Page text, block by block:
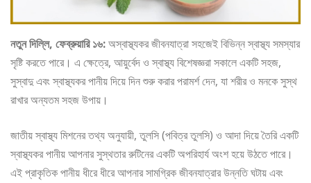
নতুন দিল্লি, ফেব্রুয়ারি ১৬:অস্বাস্থ্যকর জীবনযাত্রা সহজেই বিভিন্ন স্বাস্থ্য সমস্যার
সৃষ্টি করতে পারে। এ ক্ষেত্রে, আয়ুর্বেদ ও স্বাস্থ্য বিশেষজ্ঞরা সকালে একটি সহজ,
সুস্বাদু এবং স্বাস্থ্যকর পানীয় দিয়ে দিন শুরু করার পরামর্শ দেন, যা শরীর ও মনকে সুস্থ
রাখার অন্যতম সহজ উপায়।
জাতীয় স্বাস্থ্য মিশনের তথ্য অনুযায়ী, তুলসি (পবিত্র তুলসি) ও আদা দিয়ে তৈরি একটি
স্বাস্থ্যকর পানীয় আপনার সুস্থতার রুটিনের একটি অপরিহার্য অংশ হয়ে উঠতে পারে।
এই প্রাকৃতিক পানীয় ধীরে ধীরে আপনার সামগ্রিক জীবনযাত্রার উন্নতি ঘটায় এবং